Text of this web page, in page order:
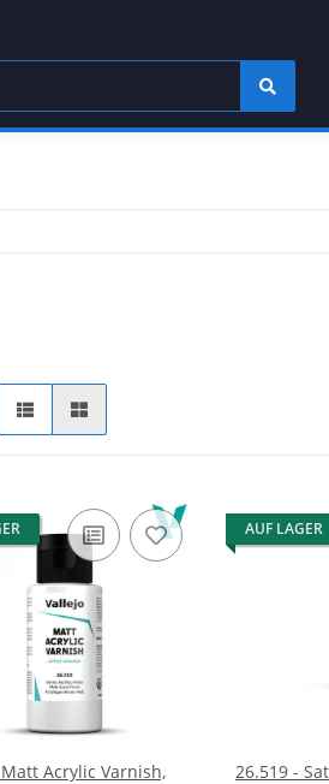
Acrylic Varnish,
AUF LAGER
26.519 -